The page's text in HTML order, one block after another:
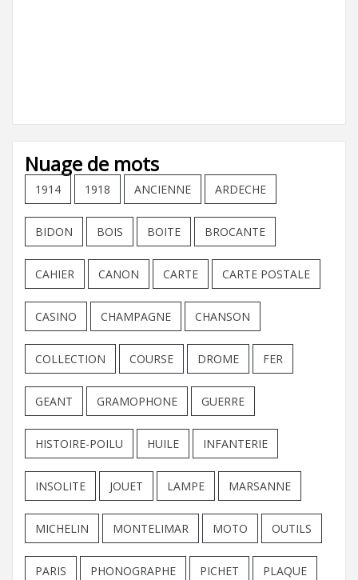
Nuage de mots
1914 1918 ANCIENNE ARDECHE
BIDON BOIS BOITE BROCANTE
CAHIER CANON CARTE CARTE POSTALE
CASINO CHAMPAGNE CHANSON
COLLECTION COURSE DROME FER
GEANT GRAMOPHONE GUERRE
HISTOIRE-POILU HUILE INFANTERIE
INSOLITE JOUET LAMPE MARSANNE
MICHELIN MONTELIMAR MOTO OUTILS
PARIS PHONOGRAPHE PICHET PLAQUE